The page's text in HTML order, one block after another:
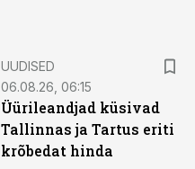
UUDISED
06.08.26, 06:15
Üürileandjad küsivad
Tallinnas ja Tartus eriti
krõbedat hinda